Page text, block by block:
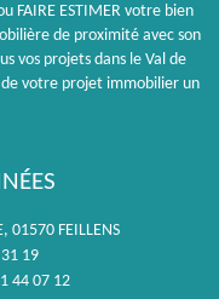
FAIRE ESTIMER votre bien
de proximité avec son
vos projets dans le Val de
votre projet immobilier un
01570 FEILLENS
19
44 07 12